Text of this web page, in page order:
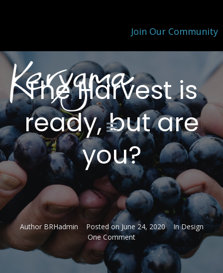
Join Our Community
The Harvest is
ready, but are
you?
AuthorBRHadmin Posted onJune 24, 2020 In Design
One Comment